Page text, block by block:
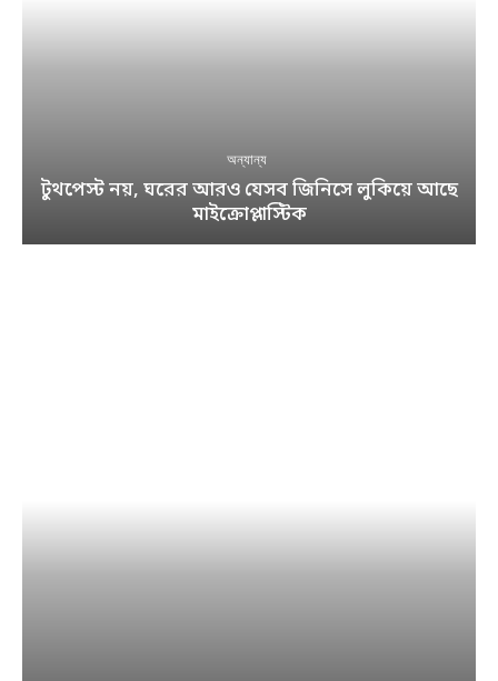
অন্যান্য
টুথপেস্ট নয়, ঘরের আরও যেসব জিনিসে লুকিয়ে আছে
মাইক্রোপ্লাস্টিক